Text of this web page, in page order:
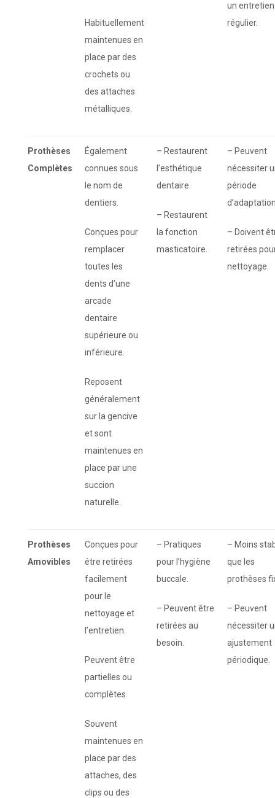
Habituellement
maintenues en
place par des
crochets ou
des attaches
métalliques.
un entretien
régulier.
Prothèses
Complètes
Également
connues sous
le nom de
dentiers.
Conçues pour
remplacer
toutes les
dents d’une
arcade
dentaire
supérieure ou
inférieure.
Reposent
généralement
sur la gencive
et sont
maintenues en
place par une
succion
naturelle.
– Restaurent
l’esthétique
dentaire.
– Restaurent
la fonction
masticatoire.
– Peuvent
nécessiter
période
– Doivent
retirées
nettoyage.
Prothèses
Amovibles
Conçues pour
être retirées
facilement
pour le
nettoyage et
l’entretien.
Peuvent être
partielles ou
complètes.
Souvent
maintenues en
place par des
attaches, des
clips ou des
– Pratiques
pour l’hygiène
buccale.
– Peuvent être
retirées au
besoin.
– Moins
que les
prothèses
– Peuvent
nécessiter
ajustement
périodique.